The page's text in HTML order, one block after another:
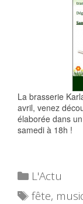
La brasserie
avril, venez
élaborée dans
samedi à 18h !
Catégories
L'Actu
Étiquettes
fête,